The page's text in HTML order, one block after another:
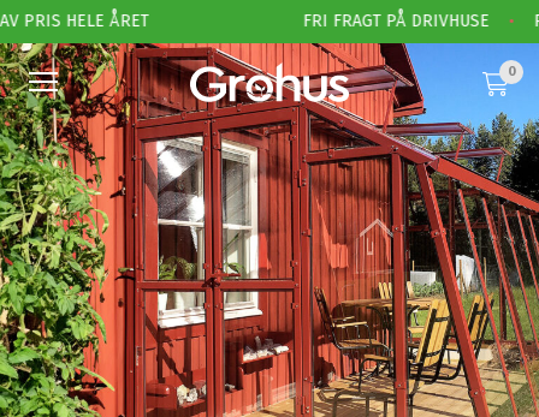
PRIS HELE ÅRET FRI FRAGT PÅ DRIVHUSE
0